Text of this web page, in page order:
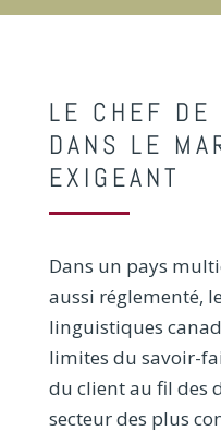
LE CHEF DE
DANS LE
EXIGEANT
Dans un pays
aussi réglementé,
linguistiques
limites du savoir-
du client au fil des
secteur des plus